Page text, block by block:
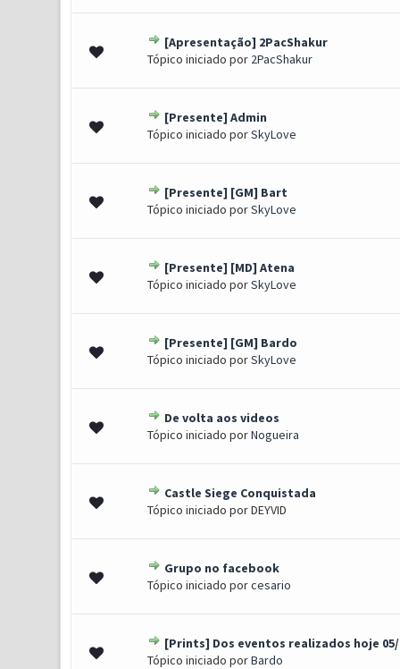
[Apresentação] 2PacShakur
Tópico iniciado por 2PacShakur
1 Voto(s) - 5 de 5 em média
1234
[Presente] Admin
Tópico iniciado porSkyLove
1 Voto(s) - 5 de 5 em média
[Presente] [GM] Bart
Tópico iniciado porSkyLove
1 Voto(s) - 5 de 5 em média
[Presente] [MD] Atena
Tópico iniciado porSkyLove
1 Voto(s) - 5 de 5 em média
[Presente] [GM] Bardo
Tópico iniciado porSkyLove
1 Voto(s) - 5 de 5 em média
De volta aos videos
Tópico iniciado porNogueira
1 Voto(s) - 5 de 5 em média
Castle Siege Conquistada
Tópico iniciado por DEYVID
2 Voto(s) - 4 de 5 em média
123
Grupo no facebook
Tópico iniciado porcesario
1 Voto(s) - 5 de 5 em média
[Prints] Dos eventos realizados hoje 05/
Tópico iniciado porBardo
1 Voto(s) - 5 de 5 em
12345